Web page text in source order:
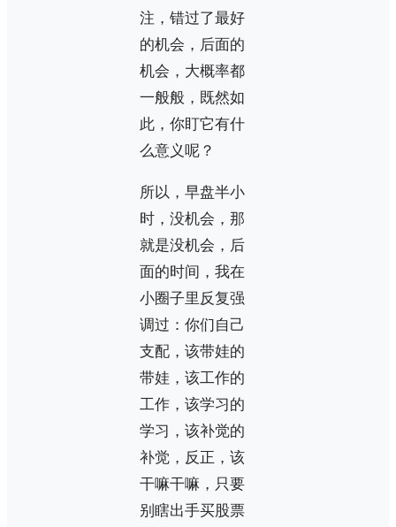
注，错过了最好
的机会，后面的
机会，大概率都
一般般，既然如
此，你盯它有什
么意义呢？
所以，早盘半小
时，没机会，那
就是没机会，后
面的时间，我在
小圈子里反复强
调过：你们自己
支配，该带娃的
带娃，该工作的
工作，该学习的
学习，该补觉的
补觉，反正，该
干嘛干嘛，只要
别瞎出手买股票